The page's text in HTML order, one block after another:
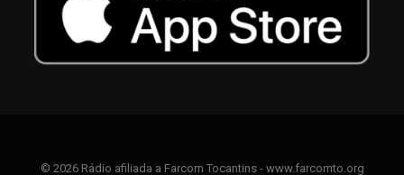
© 2026 Rádio afiliada a Farcom Tocantins - www.farcomto.org